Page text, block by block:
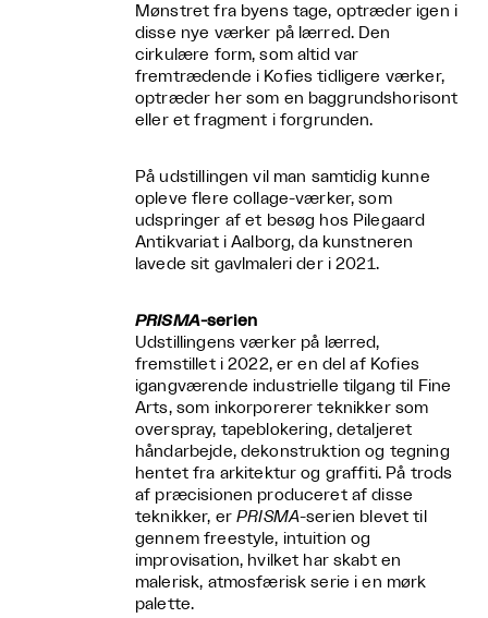
Mønstret fra byens tage, optræder igen i
disse nye værker på lærred. Den
cirkulære form, som altid var
fremtrædende i Kofies tidligere værker,
optræder her som en baggrundshorisont
eller et fragment i forgrunden.
På udstillingen vil man samtidig kunne
opleve flere collage-værker, som
udspringer af et besøg hos Pilegaard
Antikvariat i Aalborg, da kunstneren
lavede sit gavlmaleri der i 2021.
PRISMA-serien
Udstillingens værker på lærred,
fremstillet i 2022, er en del af Kofies
igangværende industrielle tilgang til Fine
Arts, som inkorporerer teknikker som
overspray, tapeblokering, detaljeret
håndarbejde, dekonstruktion og tegning
hentet fra arkitektur og graffiti. På trods
af præcisionen produceret af disse
teknikker, erPRISMA-serien blevet til
gennem freestyle, intuition og
improvisation, hvilket har skabt en
malerisk, atmosfærisk serie i en mørk
palette.